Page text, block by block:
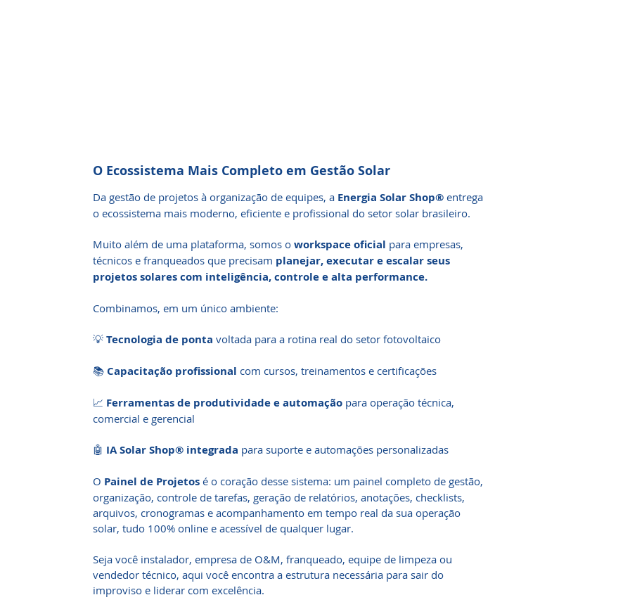
O Ecossistema Mais Completo em Gestão Solar
Da gestão de projetos à organização de equipes, a Energia Solar Shop® entrega
o ecossistema mais moderno, eficiente e profissional do setor solar brasileiro.
Muito além de uma plataforma, somos o workspace oficial para empresas,
técnicos e franqueados que precisam planejar, executar e escalar seus
projetos solares com inteligência, controle e alta performance.
Combinamos, em um único ambiente:
💡 Tecnologia de ponta voltada para a rotina real do setor fotovoltaico
📚 Capacitação profissional com cursos, treinamentos e certificações
📈 Ferramentas de produtividade e automação para operação técnica,
comercial e gerencial
🤖 IA Solar Shop® integrada para suporte e automações personalizadas
O Painel de Projetos é o coração desse sistema: um painel completo de gestão,
organização, controle de tarefas, geração de relatórios, anotações, checklists,
arquivos, cronogramas e acompanhamento em tempo real da sua operação
solar, tudo 100% online e acessível de qualquer lugar.
Seja você instalador, empresa de O&M, franqueado, equipe de limpeza ou
vendedor técnico, aqui você encontra a estrutura necessária para sair do
improviso e liderar com excelência.